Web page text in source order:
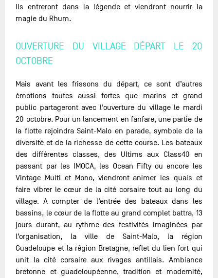
Ils entreront dans la légende et viendront nourrir la
magie du Rhum.
OUVERTURE DU VILLAGE DÉPART LE 20
OCTOBRE
Mais avant les frissons du départ, ce sont d’autres
émotions toutes aussi fortes que marins et grand
public partageront avec l’ouverture du village le mardi
20 octobre. Pour un lancement en fanfare, une partie de
la flotte rejoindra Saint-Malo en parade, symbole de la
diversité et de la richesse de cette course. Les bateaux
des différentes classes, des Ultims aux Class40 en
passant par les IMOCA, les Ocean Fifty ou encore les
Vintage Multi et Mono, viendront animer les quais et
faire vibrer le cœur de la cité corsaire tout au long du
village. A compter de l’entrée des bateaux dans les
bassins, le cœur de la flotte au grand complet battra, 13
jours durant, au rythme des festivités imaginées par
l’organisation, la ville de Saint-Malo, la région
Guadeloupe et la région Bretagne, reflet du lien fort qui
unit la cité corsaire aux rivages antillais. Ambiance
bretonne et guadeloupéenne, tradition et modernité,